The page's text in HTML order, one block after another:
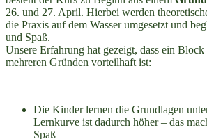
26. und 27. April. Hierbei werden
die Praxis auf dem Wasser umgesetzt und
und Spaß.
Unsere Erfahrung hat gezeigt, dass ein
mehreren Gründen vorteilhaft ist:
Die Kinder lernen die Grundlagen
Lernkurve ist dadurch höher – das
Spaß